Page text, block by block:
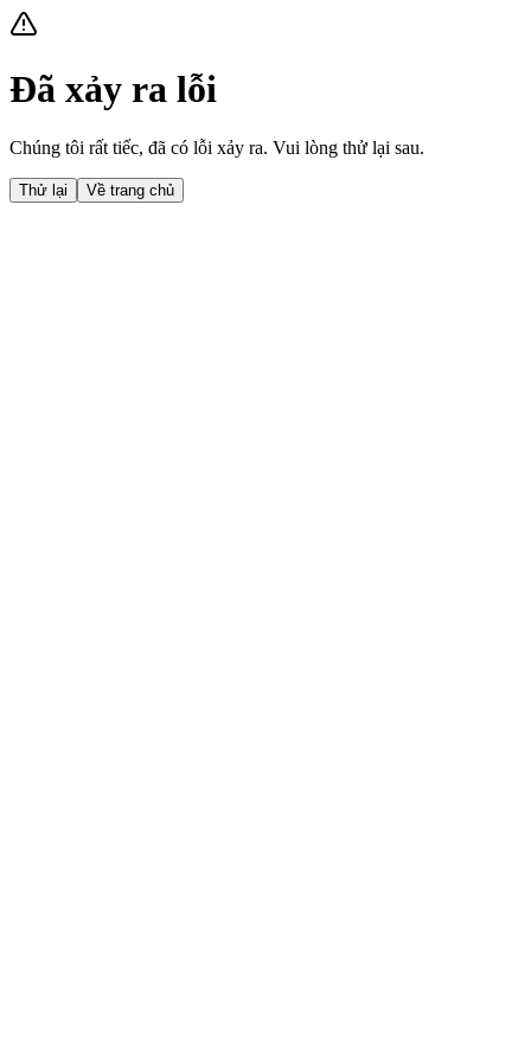
Đã xảy ra lỗi
Chúng tôi rất tiếc, đã có lỗi xảy ra. Vui lòng thử lại sau.
Thử lại Về trang chủ